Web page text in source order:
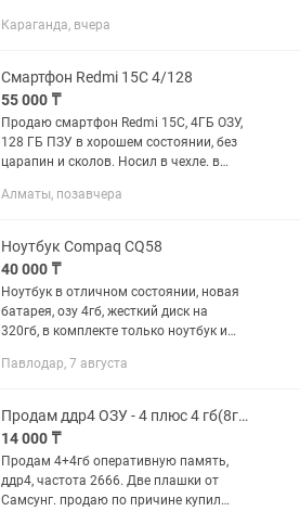
х64 4. Процессор: Intel(R) Celeron(R)
Караганда, вчера
Смартфон Redmi 15C 4/128
55 000 ₸
Продаю смартфон Redmi 15C, 4ГБ ОЗУ,
128 ГБ ПЗУ в хорошем состоянии, без
царапин и сколов. Носил в чехле. в
устройство Подойдут как рабочий
Алматы, позавчера
Ноутбук Compaq CQ58
40 000 ₸
Ноутбук в отличном состоянии, новая
батарея, озу 4гб, жесткий диск на
320гб, в комплекте только ноутбук и
окончательная, без торга.
Павлодар, 7 августа
Продам ддр4 ОЗУ - 4 плюс 4 гб(8гб) оперативная память, 2666 частота
14 000 ₸
Продам 4+4гб оперативную память,
ддр4, частота 2666. Две плашки от
Самсунг. продаю по причине купил